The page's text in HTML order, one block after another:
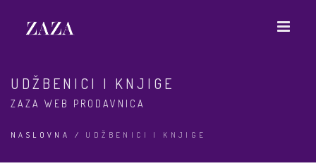
UDŽBENICI I KNJIGE
ZAZA WEB PRODAVNICA
NASLOVNA / UDŽBENICI I KNJIGE